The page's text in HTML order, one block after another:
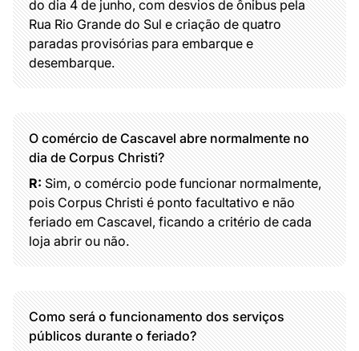
do dia 4 de junho, com desvios de ônibus pela
Rua Rio Grande do Sul e criação de quatro
paradas provisórias para embarque e
desembarque.
O comércio de Cascavel abre normalmente no
dia de Corpus Christi?
R:Sim, o comércio pode funcionar normalmente,
pois Corpus Christi é ponto facultativo e não
feriado em Cascavel, ficando a critério de cada
loja abrir ou não.
Como será o funcionamento dos serviços
públicos durante o feriado?